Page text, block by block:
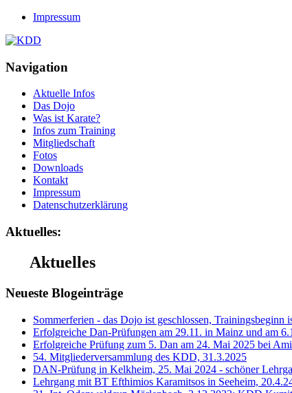
Impressum
Navigation
Aktuelle Infos
Das Dojo
Was ist Karate?
Infos zum Training
Mitgliedschaft
Fotos
Downloads
Kontakt
Impressum
Datenschutzerklärung
Aktuelles:
Aktuelles
Neueste Blogeinträge
Sommerferien - das Dojo ist geschlossen, Trainingsbeginn
Erfolgreiche Dan-Prüfungen am 29.11. in Mainz und am
Erfolgreiche Prüfung zum 5. Dan am 24. Mai 2025 bei
54. Mitgliederversammlung des KDD, 31.3.2025
DAN-Prüfung in Kelkheim, 25. Mai 2024 - schöner
Lehrgang mit BT Efthimios Karamitsos in Seeheim,